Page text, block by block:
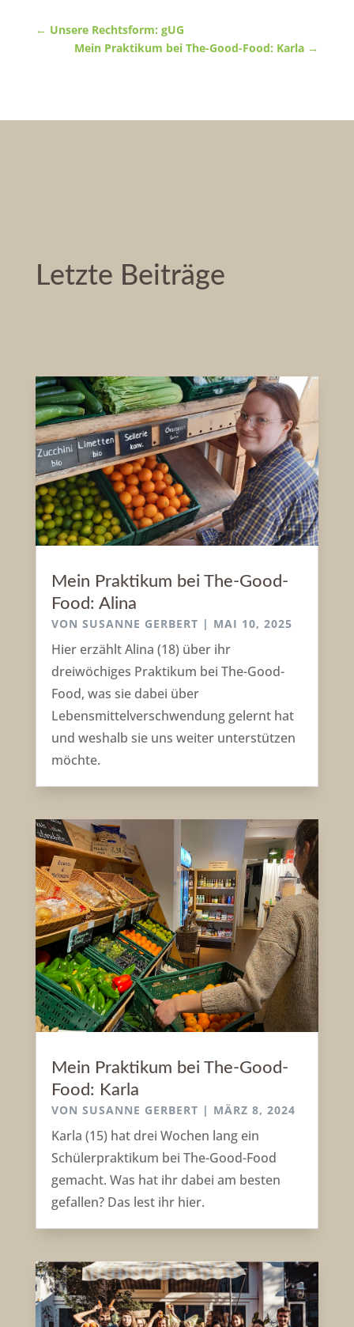
← Unsere Rechtsform: gUG
Mein Praktikum bei The-Good-Food: Karla →
Letzte Beiträge
Mein Praktikum bei The-Good-
Food: Alina
VON SUSANNE GERBERT | MAI 10, 2025
Hier erzählt Alina (18) über ihr
dreiwöchiges Praktikum bei The-Good-
Food, was sie dabei über
Lebensmittelverschwendung gelernt hat
und weshalb sie uns weiter unterstützen
möchte.
Mein Praktikum bei The-Good-
Food: Karla
VON SUSANNE GERBERT | MÄRZ 8, 2024
Karla (15) hat drei Wochen lang ein
Schülerpraktikum bei The-Good-Food
gemacht. Was hat ihr dabei am besten
gefallen? Das lest ihr hier.